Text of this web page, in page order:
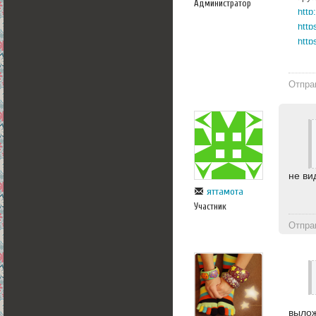
Администратор
яттамота
Участник
не